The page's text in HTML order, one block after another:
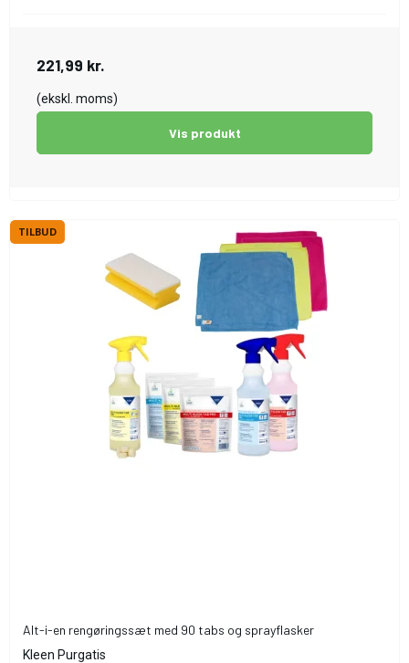
221,99 kr.
(ekskl. moms)
Vis produkt
TILBUD
Alt-i-en rengøringssæt med 90 tabs og sprayflasker
Kleen Purgatis